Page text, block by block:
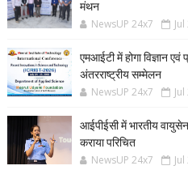
मंथन
NewsUP 24x7
एमआईटी में होगा विज्ञान एवं
अंतरराष्ट्रीय सम्मेलन
NewsUP 24x7
आईपीईसी में भारतीय
कराया परिचित
NewsUP 24x7